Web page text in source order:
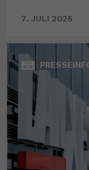
7. JULI 2026